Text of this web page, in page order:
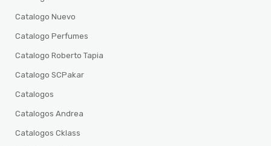
Catalogo Nuevo
Catalogo Perfumes
Catalogo Roberto Tapia
Catalogo SCPakar
Catalogos
Catalogos Andrea
Catalogos Cklass